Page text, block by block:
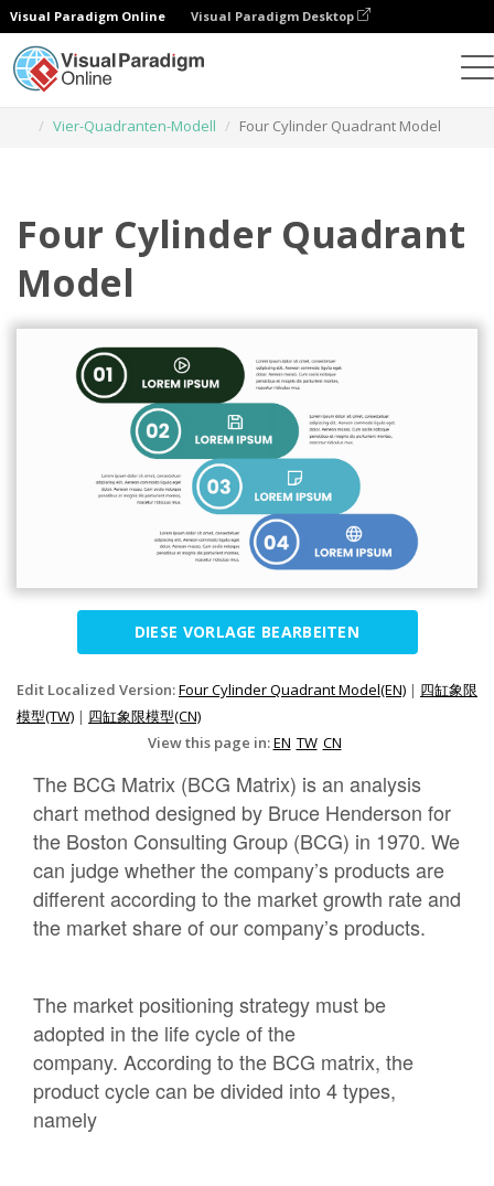
Visual Paradigm Online Visual Paradigm Desktop
Vier-Quadranten-Modell
Four Cylinder Quadrant Model
Four Cylinder Quadrant
Model
DIESE VORLAGE BEARBEITEN
Edit Localized Version:Four Cylinder Quadrant Model(EN) | 四缸象限
模型(TW) | 四缸象限模型(CN)
View this page in:EN TW CN
The BCG Matrix (BCG Matrix) is an analysis
chart method designed by Bruce Henderson for
the Boston Consulting Group (BCG) in 1970. We
can judge whether the company’s products are
different according to the market growth rate and
the market share of our company’s products.
The market positioning strategy must be
adopted in the life cycle of the
company. According to the BCG matrix, the
product cycle can be divided into 4 types,
namely